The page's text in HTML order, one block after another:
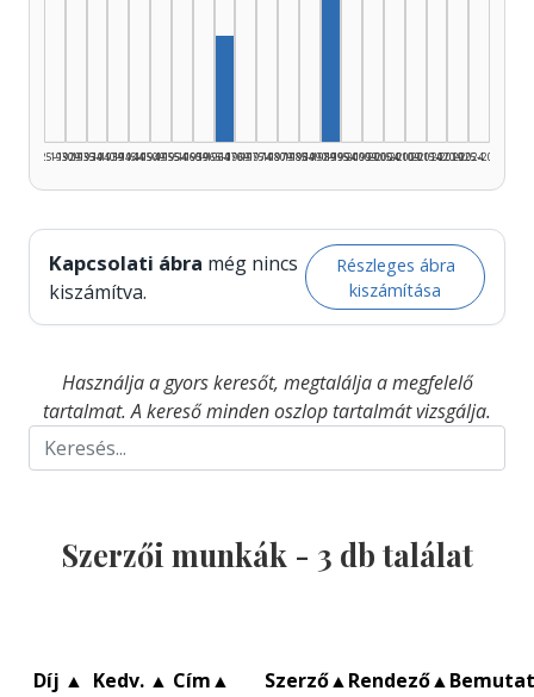
1925–1929
1930–1934
1935–1939
1940–1944
1945–1949
1950–1954
1955–1959
1960–1964
1965–1969
1970–1974
1975–1979
1980–1984
1985–1989
1990–1994
1995–1999
2000–2004
2005–2009
2010–2014
2015–2019
2020–2024
2025–2026
Kapcsolati ábra még nincs
kiszámítva.
Részleges ábra
kiszámítása
Használja a gyors keresőt, megtalálja a megfelelő
tartalmat. A kereső minden oszlop tartalmát vizsgálja.
Szerzői munkák - 3 db találat
Díj ▲ Kedv. ▲ Cím▲ Szerző▲Rendező▲